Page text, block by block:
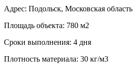
Адрес: Подольск, Московская область
Площадь объекта: 780 м2
Сроки выполнения: 4 дня
Плотность материала: 30 кг/м3